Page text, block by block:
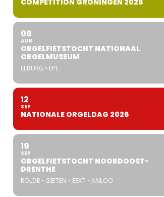
COMPETITION GRONINGEN 2026
08
AUG
ORGELFIETSTOCHT NATIONAAL
ORGELMUSEUM
ELBURG • EPE
12
SEP
NATIONALE ORGELDAG 2026
19
SEP
ORGELFIETSTOCHT NOORDOOST-
DRENTHE
ROLDE • GIETEN • EEXT • ANLOO